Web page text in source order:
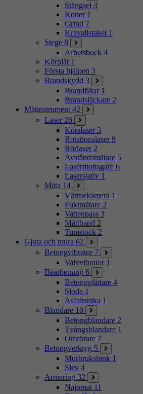
Stängsel 3
Koner 1
Grind 7
Kravallstaket 1
Stege 8
Arbetsbock 4
Körplåt 1
Första hjälpen 3
Brandskydd 3
Brandfiltar 1
Brandsläckare 2
Mätinstrument 42
Laser 26
Korslaser 3
Rotationslaser 9
Rörlaser 2
Avståndsmätare 5
Lasermottagare 6
Laserstativ 1
Mäta 14
Värmekamera 1
Fuktmätare 2
Vattenpass 3
Måttband 2
Tumstock 2
Gjuta och mura 62
Betongvibrator 7
Valvvibrator 1
Bearbetning 6
Betongglättare 4
Sloda 1
Asfaltsraka 1
Blandare 10
Betongblandare 2
Tvångsblandare 1
Omrörare 7
Betongverktyg 5
Murbrukshink 1
Slev 4
Armering 32
Najomat 11